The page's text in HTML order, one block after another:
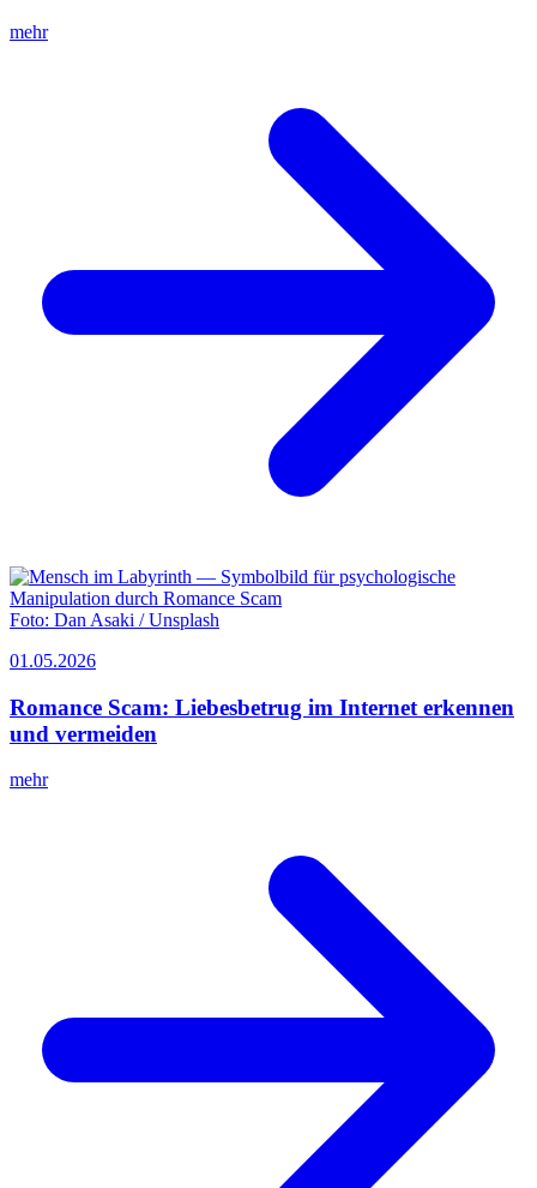
mehr
Foto: Dan Asaki / Unsplash
01.05.2026
Romance Scam: Liebesbetrug im Internet erkennen
und vermeiden
mehr